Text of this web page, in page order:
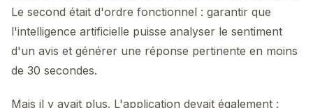
Le second était d'ordre fonctionnel : garantir que
l'intelligence artificielle puisse analyser le sentiment
d'un avis et générer une réponse pertinente en moins
de 30 secondes.
Mais il y avait plus. L'application devait également :